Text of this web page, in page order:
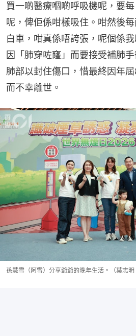
買一啲醫療嗰啲呼吸機呢，要
呢，俾佢係咁樣吸住。咁然後
白車，咁真係唔誇張，呢個係
因「肺穿咗窿」而要接受補肺
肺部以封住傷口，惜最終因年屆
而不幸離世。
孫慧雪（阿雪）分享爺爺的晚年生活。（葉志明